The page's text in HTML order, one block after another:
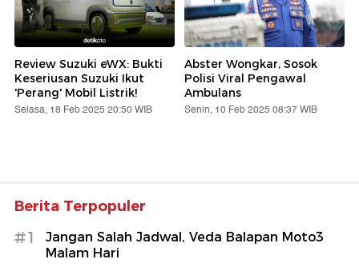
Review Suzuki eWX: Bukti
Keseriusan Suzuki Ikut
'Perang' Mobil Listrik!
Selasa, 18 Feb 2025 20:50 WIB
Abster Wongkar, Sosok
Polisi Viral Pengawal
Ambulans
Senin, 10 Feb 2025 08:37 WIB
Berita Terpopuler
#1
Jangan Salah Jadwal, Veda Balapan Moto3
Malam Hari